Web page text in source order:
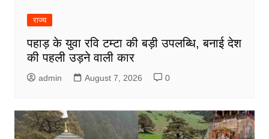
राज्य
पहाड़ के युवा रवि टम्टा की बड़ी उपलब्धि, बनाई देश
की पहली उड़ने वाली कार
admin August 7, 2026 0